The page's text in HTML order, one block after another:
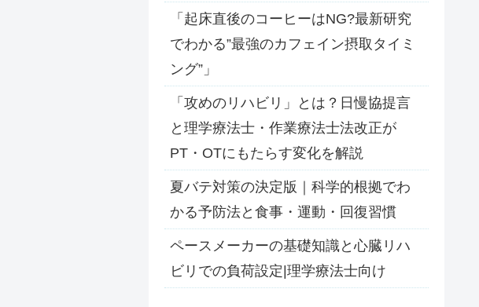
「起床直後のコーヒーはNG?最新研究
でわかる”最強のカフェイン摂取タイミ
ング”」
「攻めのリハビリ」とは？日慢協提言
と理学療法士・作業療法士法改正が
PT・OTにもたらす変化を解説
夏バテ対策の決定版｜科学的根拠でわ
かる予防法と食事・運動・回復習慣
ペースメーカーの基礎知識と心臓リハ
ビリでの負荷設定|理学療法士向け